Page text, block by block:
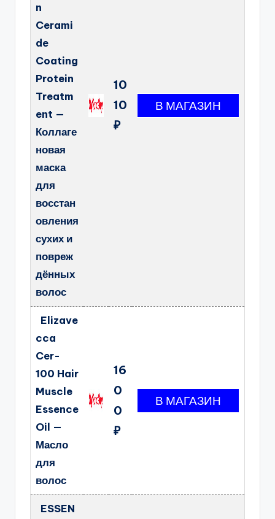
n
Cerami
de
Coating
Protein
Treatm
ent —
Коллаге
новая
маска
для
восстан
овления
сухих и
повреж
дённых
волос
10
10
₽
Elizave
cca
Cer-
100 Hair
Muscle
Essence
Oil —
Масло
для
волос
16
0
0
₽
ESSEN